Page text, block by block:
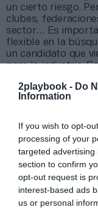
2playbook - Do
Information
If you wish to opt-
processing of your
targeted
section to confirm
opt-out request is
interest-based ads
us or personal
un cierto riesgo.
clubes,
sector… Es
flexible en la
un candidato que
para la industria.
Se habla del
derecho laboral
el caso de
con trayectorias
permitirse el lujo
innovar en nuevos
la empresa es
lamentablemente,